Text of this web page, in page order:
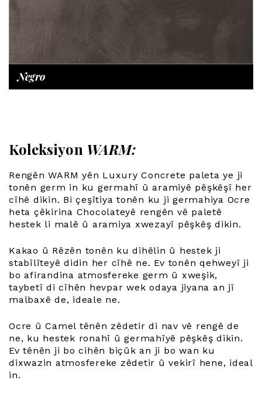
Negro
Koleksiyon WARM:
Rengên WARM yên Luxury Concrete paleta ye ji
tonên germ in ku germahî û aramiyê pêşkêşî her
cîhê dikin. Bi çeşîtiya tonên ku ji germahiya Ocre
heta çêkirina Chocolateyê rengên vê paletê
hestek li malê û aramiya xwezayî pêşkêş dikin.
Kakao û Rêzên tonên ku dihêlin û hestek ji
stabîlîteyê didin her cîhê ne. Ev tonên qehweyî ji
bo afirandina atmosfereke germ û xweşik,
taybetî di cîhên hevpar wek odaya jiyana an jî
malbaxê de, ideale ne.
Ocre û Camel tênên zêdetir di nav vê rengê de
ne, ku hestek ronahî û germahîyê pêşkêş dikin.
Ev tênên ji bo cihên biçûk an ji bo wan ku
dixwazin atmosfereke zêdetir û vekirî hene, ideal
in.